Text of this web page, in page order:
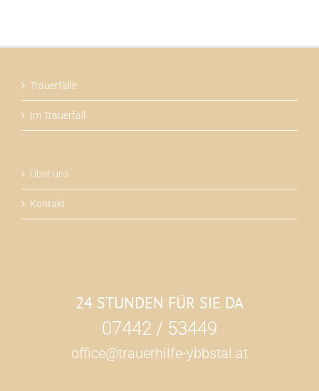
Trauerfälle
Im Trauerfall
Über uns
Kontakt
24 STUNDEN FÜR SIE DA
07442 / 53449
office@trauerhilfe-ybbstal.at